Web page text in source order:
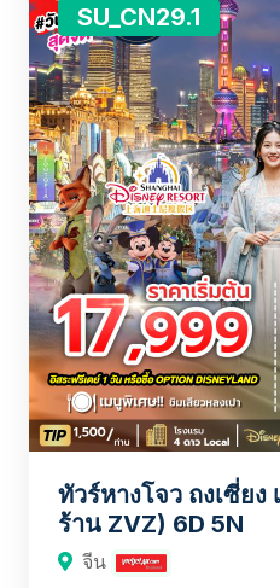
SU_CN29.1
ทัวร์หางโจว ถงเซี่ยง
ร้าน ZVZ) 6D 5N
จีน